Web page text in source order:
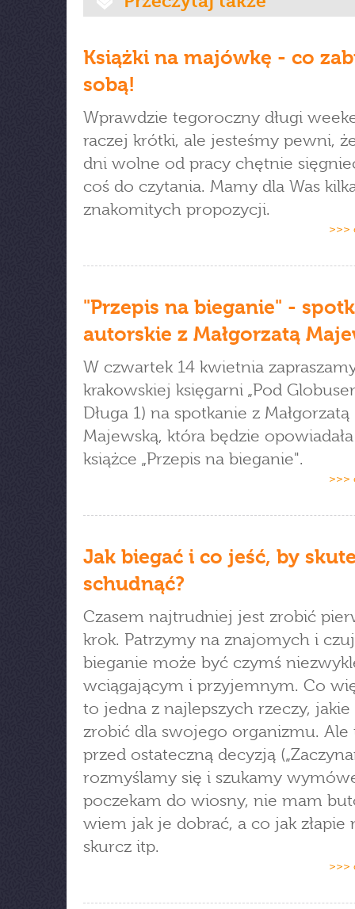
Książki na majówkę - co
sobą!
Wprawdzie tegoroczny długi
raczej krótki, ale jesteśmy pewni,
dni wolne od pracy chętnie
coś do czytania. Mamy dla Was
znakomitych propozycji.
>>>
"Przepis na bieganie" -
autorskie z Małgorzatą
W czwartek 14 kwietnia
krakowskiej księgarni „Pod
Długa 1) na spotkanie z Małgorzatą
Majewską, która będzie
książce „Przepis na bieganie".
>>>
Jak biegać i co jeść, by
schudnąć?
Czasem najtrudniej jest zrobić
krok. Patrzymy na znajomych i
bieganie może być czymś
wciągającym i przyjemnym. Co
to jedna z najlepszych rzeczy,
zrobić dla swojego organizmu. Ale
przed ostateczną decyzją
rozmyślamy się i szukamy
poczekam do wiosny, nie mam
wiem jak je dobrać, a co jak złapie
skurcz itp.
>>>